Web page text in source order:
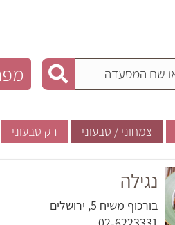
צמחוני / טבעוני רק טבעוני
נגילה
בורכוף משיח 5, ירושלים